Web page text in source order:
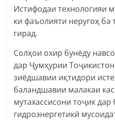
Истифодаи технологияи
ки фаъолияти неругоҳ ба
гирад.
Солҳои охир бунёду
дар Ҷумҳурии
зиёдшавии иқтидори
баландшавии малакаи
мутахассисони тоҷик
гидроэнергетикӣ